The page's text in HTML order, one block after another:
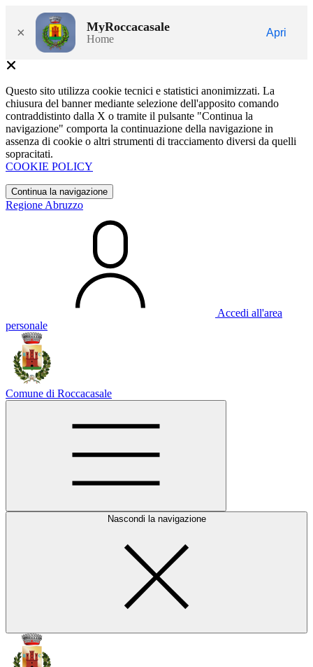
× MyRoccacasale
Home
Apri
Questo sito utilizza cookie tecnici e statistici anonimizzati. La
chiusura del banner mediante selezione dell'apposito comando
contraddistinto dalla X o tramite il pulsante "Continua la
navigazione" comporta la continuazione della navigazione in
assenza di cookie o altri strumenti di tracciamento diversi da quelli
sopracitati.
COOKIE POLICY
Continua la navigazione
Regione Abruzzo
Accedi all'area
personale
Comune di Roccacasale
Nascondi la navigazione